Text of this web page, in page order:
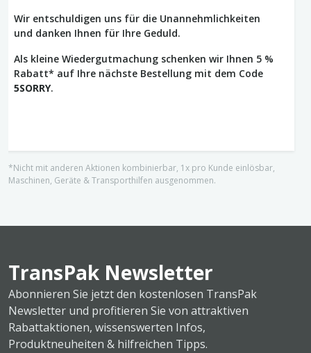
Wir entschuldigen uns für die Unannehmlichkeiten
und danken Ihnen für Ihre Geduld.
Als kleine Wiedergutmachung schenken wir Ihnen 5 %
Rabatt* auf Ihre nächste Bestellung mit dem Code
5SORRY.
*Nicht mit anderen Aktionen kombinierbar, 1x pro Kunde einlösbar,
Maschinen, Geräte & Transporthilfen ausgenommen.
TransPak Newsletter
Abonnieren Sie jetzt den kostenlosen TransPak
Newsletter und profitieren Sie von attraktiven
Rabattaktionen, wissenswerten Infos,
Produktneuheiten & hilfreichen Tipps.